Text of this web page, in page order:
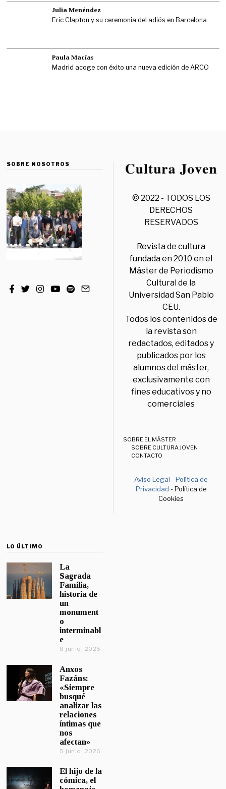
Julia Menéndez
Eric Clapton y su ceremonia del adiós en Barcelona
Paula Macías
Madrid acoge con éxito una nueva edición de ARCO
SOBRE NOSOTROS
© 2022 - TODOS LOS
DERECHOS
RESERVADOS
Revista de cultura
fundada en 2010 en el
Máster de Periodismo
Cultural de la
Universidad San Pablo
CEU.
Todos los contenidos de
la revista son
redactados, editados y
publicados por los
alumnos del máster,
exclusivamente con
fines educativos y no
comerciales
SOBRE EL MÁSTER
SOBRE CULTURA JOVEN
CONTACTO
Aviso Legal -Política de
Privacidad - Política de
Cookies
LO ÚLTIMO
La
Sagrada
Familia,
historia de
un
monument
o
interminabl
e
8 junio, 2026
Anxos
Fazáns:
«Siempre
busqué
analizar las
relaciones
íntimas que
nos
afectan»
5 junio, 2026
El hijo de la
cómica, el